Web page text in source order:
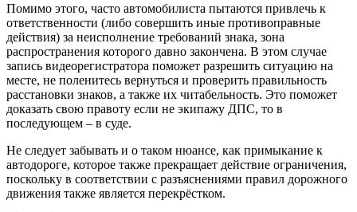
Помимо этого, часто автомобилиста пытаются привлечь к
ответственности (либо совершить иные противоправные
действия) за неисполнение требований знака, зона
распространения которого давно закончена. В этом случае
запись видеорегистратора поможет разрешить ситуацию на
месте, не поленитесь вернуться и проверить правильность
расстановки знаков, а также их читабельность. Это поможет
доказать свою правоту если не экипажу ДПС, то в
последующем – в суде.
Не следует забывать и о таком нюансе, как примыкание к
автодороге, которое также прекращает действие ограничения,
поскольку в соответствии с разъяснениями правил дорожного
движения также является перекрёстком.